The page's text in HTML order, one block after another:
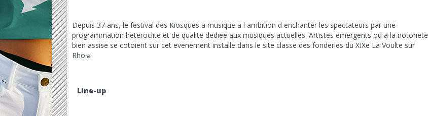
Depuis 37 ans, le festival des Kiosques a musique a l ambition d enchanter les spectateurs par une
programmation heteroclite et de qualite dediee aux musiques actuelles. Artistes emergents ou a la notoriete
bien assise se cotoient sur cet evenement installe dans le site classe des fonderies du XIXe La Voulte sur
Rhone
Line-up